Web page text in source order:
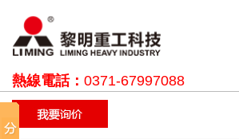
熱線電話： 0371-67997088